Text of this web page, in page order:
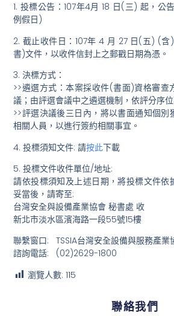
1. 投標公告：107年4月 18 日(三) 起，公
例假日)
2. 截止收件日：107年 4 月 27 日(五) (
書)文件，以收件信封上之郵戳日期為憑。
3. 決標方式：
>>遴選方式：本案採收件(書面)資格審查
議；由評選會議中之遴選機制，依評分序
>>評選決議後三日內，將以書面通知個別
相關人員，以進行簽約相關事宜。
4. 投標須知文件: 請按此下載
5. 投標文件收件單位/地址:
請依投標須知及上述日期，將投標文件依
妥當後，請寄至:
台灣安全與設備產業協會 秘書處 收
新北市淡水區濱海路一段55號15樓
聯繫窗口: TSSIA台灣安全設備與服務產業
諮詢電話: (02)2629-1800
瀏覽人數: 115
聯絡我們